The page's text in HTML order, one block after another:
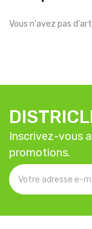
Vous n'avez pas
Inscrivez-vous
promotions.